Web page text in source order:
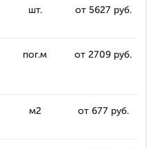
шт. от 5627 руб.
пог.м от 2709 руб.
м2 от 677 руб.